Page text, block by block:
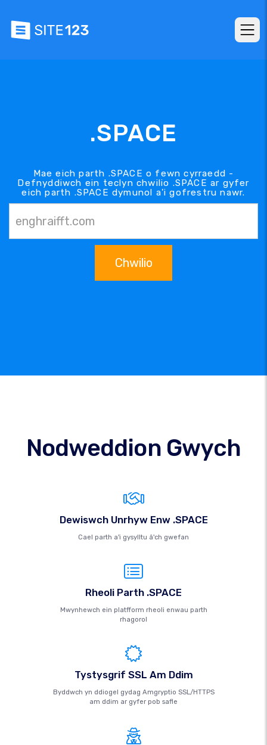
.SPACE
Mae eich parth .SPACE o fewn cyrraedd -
Defnyddiwch ein teclyn chwilio .SPACE ar gyfer
eich parth .SPACE dymunol a'i gofrestru nawr.
Chwilio
Nodweddion Gwych
Dewiswch Unrhyw Enw .SPACE
Cael parth a'i gysylltu â'ch gwefan
Rheoli Parth .SPACE
Mwynhewch ein platfform rheoli enwau parth
rhagorol
Tystysgrif SSL Am Ddim
Byddwch yn ddiogel gydag Amgryptio SSL/HTTPS
am ddim ar gyfer pob safle